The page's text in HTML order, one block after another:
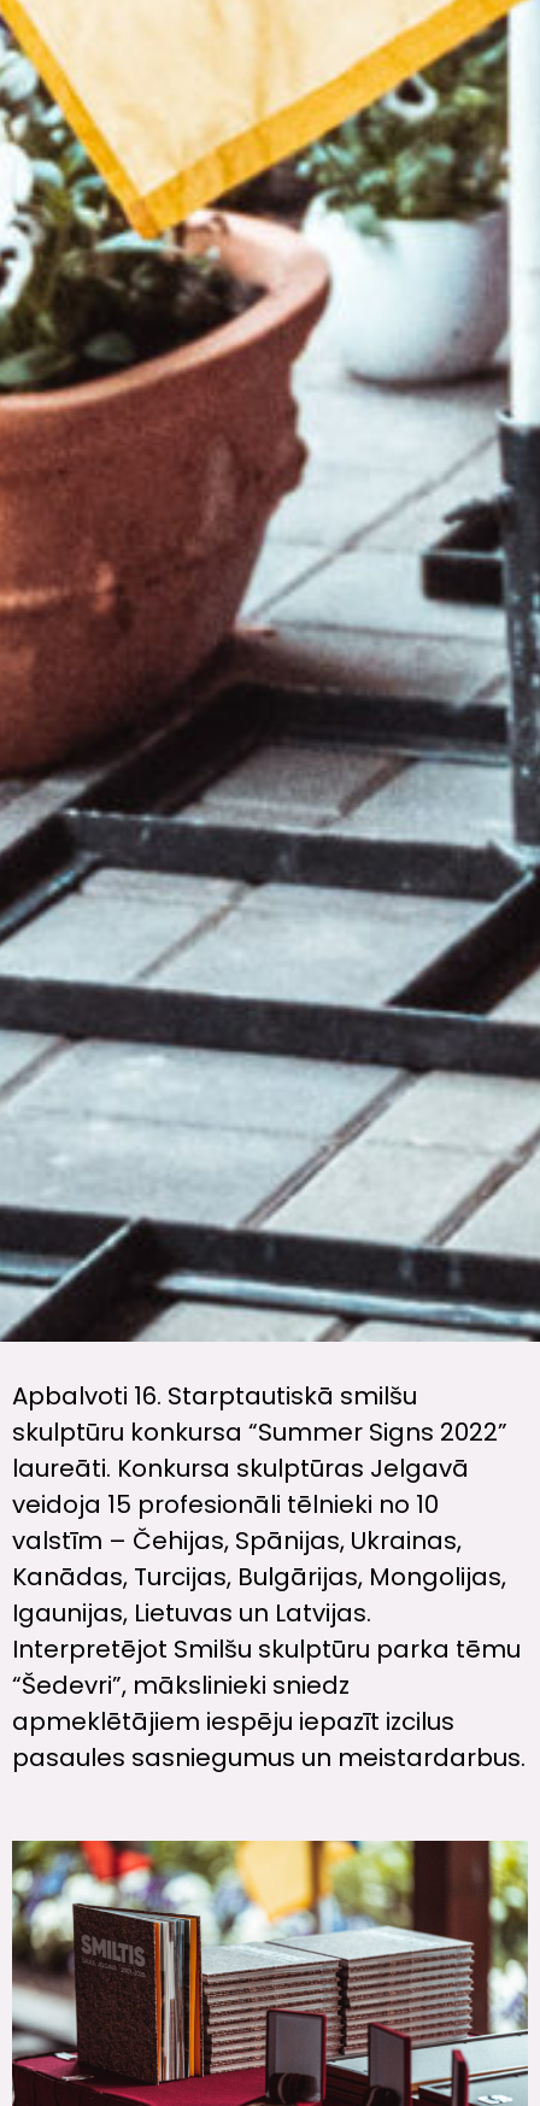
Apbalvoti 16. Starptautiskā smilšu
skulptūru konkursa “Summer Signs 2022”
laureāti. Konkursa skulptūras Jelgavā
veidoja 15 profesionāli tēlnieki no 10
valstīm – Čehijas, Spānijas, Ukrainas,
Kanādas, Turcijas, Bulgārijas, Mongolijas,
Igaunijas, Lietuvas un Latvijas.
Interpretējot Smilšu skulptūru parka tēmu
“Šedevri”, mākslinieki sniedz
apmeklētājiem iespēju iepazīt izcilus
pasaules sasniegumus un meistardarbus.